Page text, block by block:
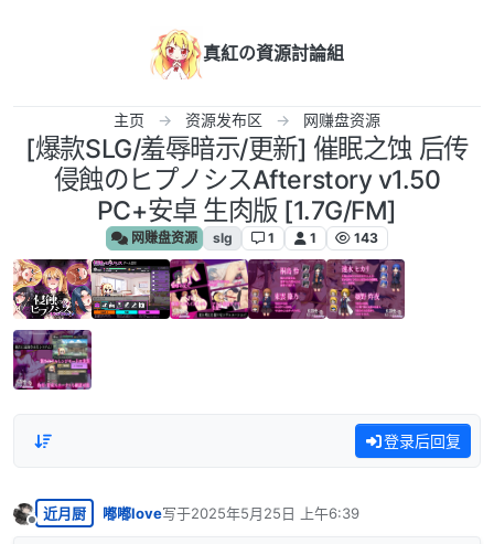
真紅の資源討論組
主页 资源发布区 网赚盘资源
[爆款SLG/羞辱暗示/更新] 催眠之蚀 后传
侵蝕のヒプノシスAfterstory v1.50
PC+安卓 生肉版 [1.7G/FM]
网赚盘资源 slg 1 1 143
登录后回复
离线
近月厨 嘟嘟love写于2025年5月25日 上午6:39
最后由 编辑